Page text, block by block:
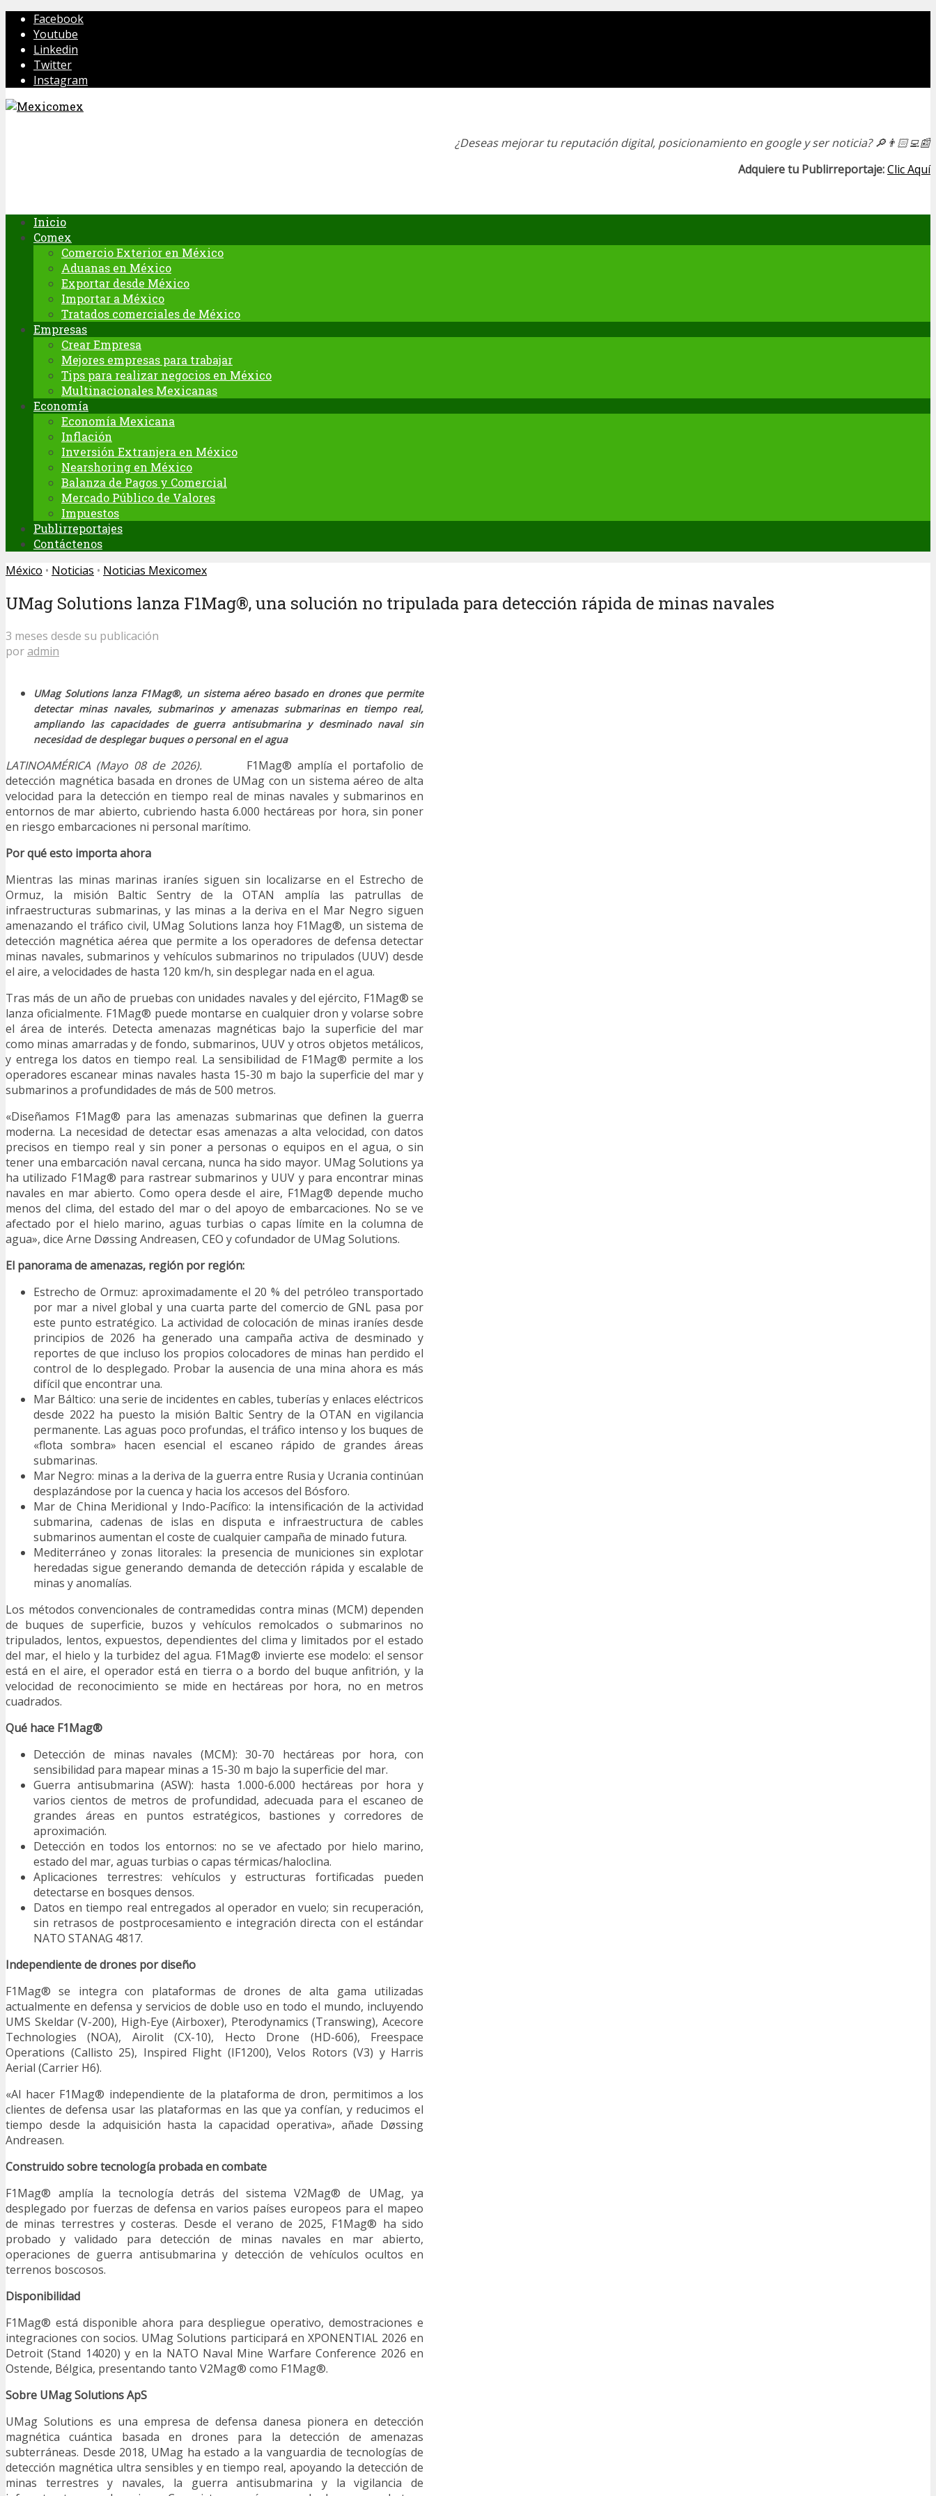
Facebook
Youtube
Linkedin
Twitter
Instagram
¿Deseas mejorar tu reputación digital, posicionamiento en google y ser noticia?🔎👨🏻‍💻📰
Adquiere tu Publirreportaje:Clic Aquí
Inicio
Comex
Comercio Exterior en México
Aduanas en México
Exportar desde México
Importar a México
Tratados comerciales de México
Empresas
Crear Empresa
Mejores empresas para trabajar
Tips para realizar negocios en México
Multinacionales Mexicanas
Economía
Economía Mexicana
Inflación
Inversión Extranjera en México
Nearshoring en México
Balanza de Pagos y Comercial
Mercado Público de Valores
Impuestos
Publirreportajes
Contáctenos
México • Noticias • Noticias Mexicomex
UMag Solutions lanza F1Mag®, una solución no tripulada para detección rápida de minas navales
3 meses desde su publicación
poradmin
UMag Solutions lanza F1Mag®, un sistema aéreo basado en drones que permite
detectar minas navales, submarinos y amenazas submarinas en tiempo real,
ampliando las capacidades de guerra antisubmarina y desminado naval sin
necesidad de desplegar buques o personal en el agua
LATINOAMÉRICA (Mayo 08 de 2026). F1Mag® amplía el portafolio de
detección magnética basada en drones de UMag con un sistema aéreo de alta
velocidad para la detección en tiempo real de minas navales y submarinos en
entornos de mar abierto, cubriendo hasta 6.000 hectáreas por hora, sin poner
en riesgo embarcaciones ni personal marítimo.
Por qué esto importa ahora
Mientras las minas marinas iraníes siguen sin localizarse en el Estrecho de
Ormuz, la misión Baltic Sentry de la OTAN amplía las patrullas de
infraestructuras submarinas, y las minas a la deriva en el Mar Negro siguen
amenazando el tráfico civil, UMag Solutions lanza hoy F1Mag®, un sistema de
detección magnética aérea que permite a los operadores de defensa detectar
minas navales, submarinos y vehículos submarinos no tripulados (UUV) desde
el aire, a velocidades de hasta 120 km/h, sin desplegar nada en el agua.
Tras más de un año de pruebas con unidades navales y del ejército, F1Mag® se
lanza oficialmente. F1Mag® puede montarse en cualquier dron y volarse sobre
el área de interés. Detecta amenazas magnéticas bajo la superficie del mar
como minas amarradas y de fondo, submarinos, UUV y otros objetos metálicos,
y entrega los datos en tiempo real. La sensibilidad de F1Mag® permite a los
operadores escanear minas navales hasta 15-30 m bajo la superficie del mar y
submarinos a profundidades de más de 500 metros.
«Diseñamos F1Mag® para las amenazas submarinas que definen la guerra
moderna. La necesidad de detectar esas amenazas a alta velocidad, con datos
precisos en tiempo real y sin poner a personas o equipos en el agua, o sin
tener una embarcación naval cercana, nunca ha sido mayor. UMag Solutions ya
ha utilizado F1Mag® para rastrear submarinos y UUV y para encontrar minas
navales en mar abierto. Como opera desde el aire, F1Mag® depende mucho
menos del clima, del estado del mar o del apoyo de embarcaciones. No se ve
afectado por el hielo marino, aguas turbias o capas límite en la columna de
agua», dice Arne Døssing Andreasen, CEO y cofundador de UMag Solutions.
El panorama de amenazas, región por región:
Estrecho de Ormuz: aproximadamente el 20 % del petróleo transportado
por mar a nivel global y una cuarta parte del comercio de GNL pasa por
este punto estratégico. La actividad de colocación de minas iraníes desde
principios de 2026 ha generado una campaña activa de desminado y
reportes de que incluso los propios colocadores de minas han perdido el
control de lo desplegado. Probar la ausencia de una mina ahora es más
difícil que encontrar una.
Mar Báltico: una serie de incidentes en cables, tuberías y enlaces eléctricos
desde 2022 ha puesto la misión Baltic Sentry de la OTAN en vigilancia
permanente. Las aguas poco profundas, el tráfico intenso y los buques de
«flota sombra» hacen esencial el escaneo rápido de grandes áreas
submarinas.
Mar Negro: minas a la deriva de la guerra entre Rusia y Ucrania continúan
desplazándose por la cuenca y hacia los accesos del Bósforo.
Mar de China Meridional y Indo-Pacífico: la intensificación de la actividad
submarina, cadenas de islas en disputa e infraestructura de cables
submarinos aumentan el coste de cualquier campaña de minado futura.
Mediterráneo y zonas litorales: la presencia de municiones sin explotar
heredadas sigue generando demanda de detección rápida y escalable de
minas y anomalías.
Los métodos convencionales de contramedidas contra minas (MCM) dependen
de buques de superficie, buzos y vehículos remolcados o submarinos no
tripulados, lentos, expuestos, dependientes del clima y limitados por el estado
del mar, el hielo y la turbidez del agua. F1Mag® invierte ese modelo: el sensor
está en el aire, el operador está en tierra o a bordo del buque anfitrión, y la
velocidad de reconocimiento se mide en hectáreas por hora, no en metros
cuadrados.
Qué hace F1Mag®
Detección de minas navales (MCM): 30-70 hectáreas por hora, con
sensibilidad para mapear minas a 15-30 m bajo la superficie del mar.
Guerra antisubmarina (ASW): hasta 1.000-6.000 hectáreas por hora y
varios cientos de metros de profundidad, adecuada para el escaneo de
grandes áreas en puntos estratégicos, bastiones y corredores de
aproximación.
Detección en todos los entornos: no se ve afectado por hielo marino,
estado del mar, aguas turbias o capas térmicas/haloclina.
Aplicaciones terrestres: vehículos y estructuras fortificadas pueden
detectarse en bosques densos.
Datos en tiempo real entregados al operador en vuelo; sin recuperación,
sin retrasos de postprocesamiento e integración directa con el estándar
NATO STANAG 4817.
Independiente de drones por diseño
F1Mag® se integra con plataformas de drones de alta gama utilizadas
actualmente en defensa y servicios de doble uso en todo el mundo, incluyendo
UMS Skeldar (V-200), High-Eye (Airboxer), Pterodynamics (Transwing), Acecore
Technologies (NOA), Airolit (CX-10), Hecto Drone (HD-606), Freespace
Operations (Callisto 25), Inspired Flight (IF1200), Velos Rotors (V3) y Harris
Aerial (Carrier H6).
«Al hacer F1Mag® independiente de la plataforma de dron, permitimos a los
clientes de defensa usar las plataformas en las que ya confían, y reducimos el
tiempo desde la adquisición hasta la capacidad operativa», añade Døssing
Andreasen.
Construido sobre tecnología probada en combate
F1Mag® amplía la tecnología detrás del sistema V2Mag® de UMag, ya
desplegado por fuerzas de defensa en varios países europeos para el mapeo
de minas terrestres y costeras. Desde el verano de 2025, F1Mag® ha sido
probado y validado para detección de minas navales en mar abierto,
operaciones de guerra antisubmarina y detección de vehículos ocultos en
terrenos boscosos.
Disponibilidad
F1Mag® está disponible ahora para despliegue operativo, demostraciones e
integraciones con socios. UMag Solutions participará en XPONENTIAL 2026 en
Detroit (Stand 14020) y en la NATO Naval Mine Warfare Conference 2026 en
Ostende, Bélgica, presentando tanto V2Mag® como F1Mag®.
Sobre UMag Solutions ApS
UMag Solutions es una empresa de defensa danesa pionera en detección
magnética cuántica basada en drones para la detección de amenazas
subterráneas. Desde 2018, UMag ha estado a la vanguardia de tecnologías de
detección magnética ultra sensibles y en tiempo real, apoyando la detección de
minas terrestres y navales, la guerra antisubmarina y la vigilancia de